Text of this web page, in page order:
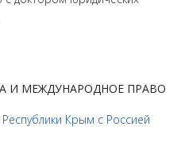
И МЕЖДУНАРОДНОЕ ПРАВО